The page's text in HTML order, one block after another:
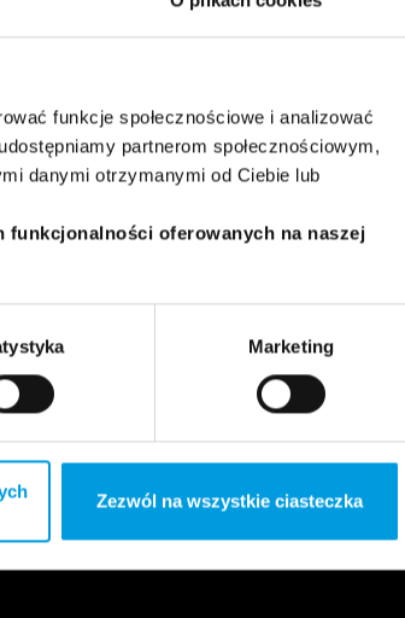
funkcje społecznościowe i analizować
partnerom społecznościowym,
danymi otrzymanymi od Ciebie lub
oferowanych na naszej
Marketing
Zezwól na wszystkie ciasteczka